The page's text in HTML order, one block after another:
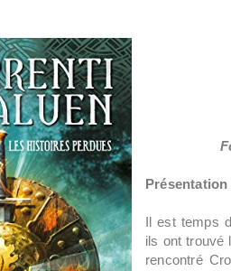
Il est temps
ils ont trouvé
rencontré